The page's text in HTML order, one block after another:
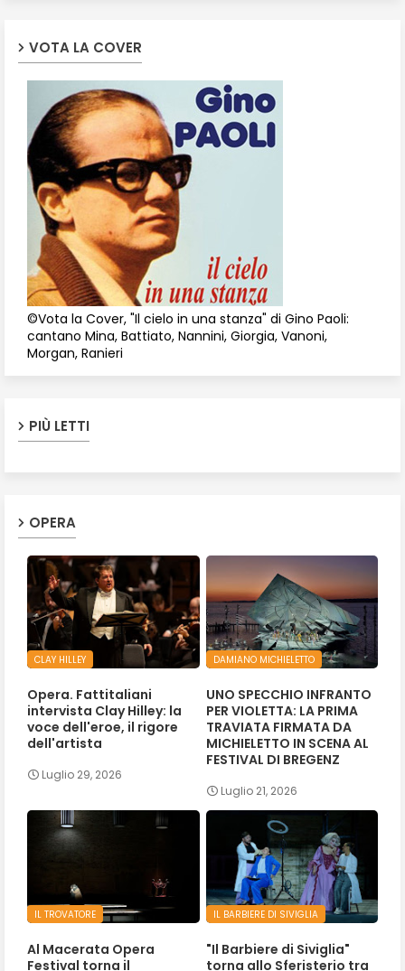
VOTA LA COVER
©Vota la Cover, "Il cielo in una stanza" di Gino Paoli:
cantano Mina, Battiato, Nannini, Giorgia, Vanoni,
Morgan, Ranieri
PIÙ LETTI
OPERA
CLAY HILLEY
Opera. Fattitaliani
intervista Clay Hilley: la
voce dell'eroe, il rigore
dell'artista
Luglio 29, 2026
DAMIANO MICHIELETTO
UNO SPECCHIO INFRANTO
PER VIOLETTA: LA PRIMA
TRAVIATA FIRMATA DA
MICHIELETTO IN SCENA AL
FESTIVAL DI BREGENZ
Luglio 21, 2026
IL TROVATORE
Al Macerata Opera
Festival torna il
IL BARBIERE DI SIVIGLIA
"Il Barbiere di Siviglia"
torna allo Sferisterio tra